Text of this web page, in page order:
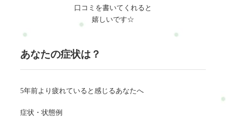
口コミを書いてくれると
嬉しいです☆
あなたの症状は？
5年前より疲れていると感じるあなたへ
症状・状態例